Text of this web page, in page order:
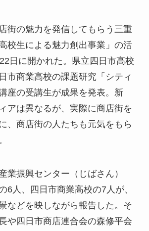
街の魅力を発信してもらう三重
校生による魅力創出事業」の活
日に開かれた。県立四日市高校
市商業高校の課題研究「シティ
座の受講生が成果を発表。新
アは異なるが、実際に商店街を
、商店街の人たちも元気をもら
業振興センター（じばさん）
6人、四日市商業高校の7人が、
などを映しながら報告した。そ
や四日市商店連合会の森修平会